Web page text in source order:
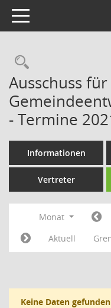
Toggle navigation
Ausschuss für
- Termine
Informationen
Vertreter
Monat
Aktuell
Keine Daten